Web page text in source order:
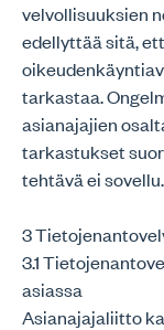
velvollisuuksien
edellyttää sitä,
tarkastaa.
asianajajien
tarkastukset
tehtävä ei sovellu.
3
3.1
asiassa
Asianajajaliitto